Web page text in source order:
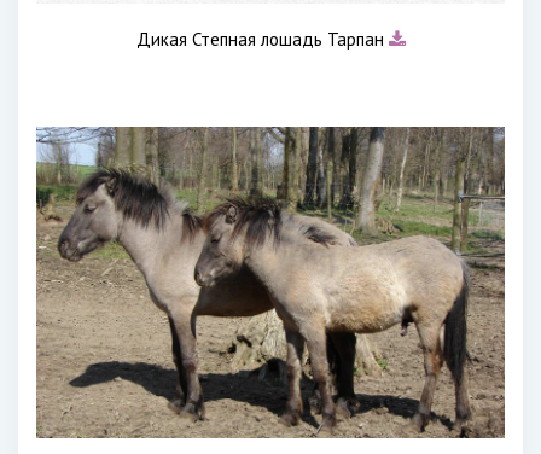
Дикая Степная лошадь Тарпан